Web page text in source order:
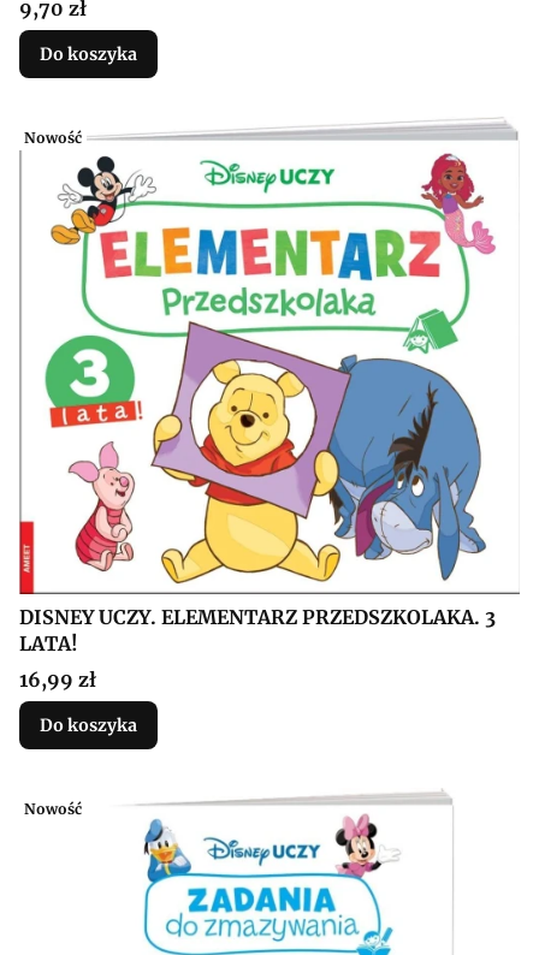
Cena
9,70 zł
Do koszyka
Nowość
DISNEY UCZY. ELEMENTARZ PRZEDSZKOLAKA. 3
LATA!
Cena
16,99 zł
Do koszyka
Nowość